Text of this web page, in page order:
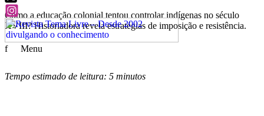
f Menu
Como a educação colonial tentou controlar indígenas no século
XVIII? Historiadora revela estratégias de imposição e resistência.
Tempo estimado de leitura: 5 minutos